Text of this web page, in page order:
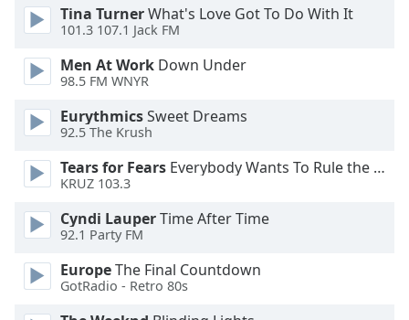
Background
Color
Opacity
Caption
Area
Background
Tina TurnerWhat's Love Got To Do With It
101.3 107.1 Jack FM
Men At Work Down Under
98.5 FM WNYR
EurythmicsSweet Dreams
92.5 The Krush
Tears for Fears Everybody Wants To Rule the World
KRUZ 103.3
Cyndi LauperTime After Time
92.1 Party FM
EuropeThe Final Countdown
GotRadio - Retro 80s